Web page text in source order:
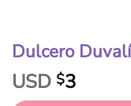
Dulcero
USD $3